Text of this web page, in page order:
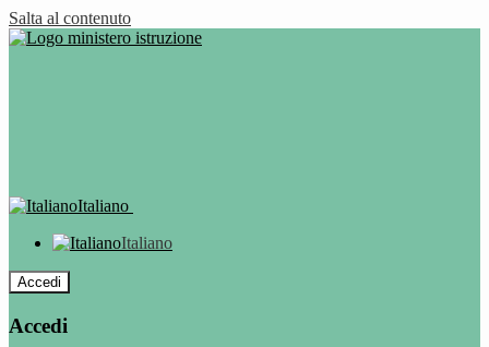
Salta al contenuto
Italiano
Italiano
Accedi
Accedi